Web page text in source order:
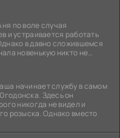
по воле случая
и устраивается работать
в давно сложившемся
новенькую никто не
начинает службу в самом
Здесь он
никогда не видел и
розыска. Однако вместо